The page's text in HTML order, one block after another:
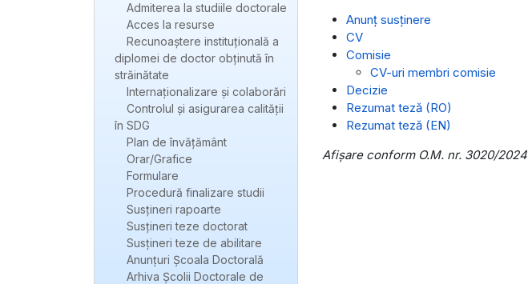
Anunț susținere
CV
Comisie
CV-uri membri comisie
Decizie
Rezumat teză (RO)
Rezumat teză (EN)
Afișare conform O.M. nr. 3020/2024
Admiterea la studiile doctorale
Acces la resurse
Recunoaștere instituțională a
diplomei de doctor obținută în
străinătate
Internaționalizare și colaborări
Controlul și asigurarea calității
în SDG
Plan de învățământ
Orar/Grafice
Formulare
Procedură finalizare studii
Susțineri rapoarte
Susțineri teze doctorat
Susțineri teze de abilitare
Anunțuri Școala Doctorală
Arhiva Școlii Doctorale de